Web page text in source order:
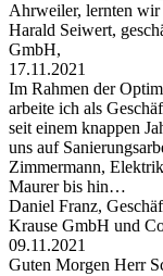
Ahrweiler, lernten
Harald Seiwert,
GmbH,
17.11.2021
Im Rahmen der
arbeite ich als
seit einem knappen
uns auf
Zimmermann,
Maurer bis hin…
Daniel Franz,
Krause GmbH und
09.11.2021
Guten Morgen Herr